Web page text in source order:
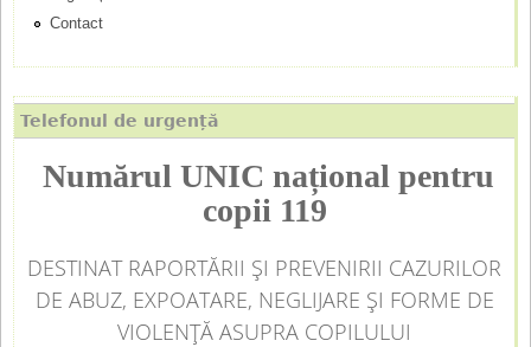
a
l
Contact
Telefonul de urgență
Numărul UNIC național pentru
copii 119
DESTINAT RAPORTĂRII ȘI PREVENIRII CAZURILOR
DE ABUZ, EXPOATARE, NEGLIJARE ȘI FORME DE
VIOLENȚĂ ASUPRA COPILULUI